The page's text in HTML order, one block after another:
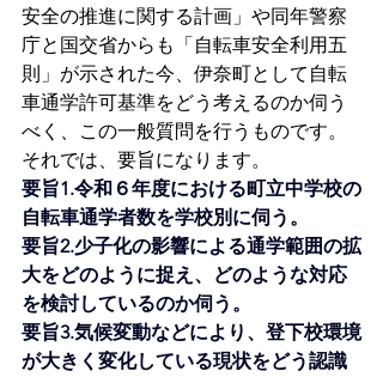
安全の推進に関する計画」や同年警察
庁と国交省からも「自転車安全利用五
則」が示された今、伊奈町として自転
車通学許可基準をどう考えるのか伺う
べく、この一般質問を行うものです。
それでは、要旨になります。
要旨1.令和６年度における町立中学校の
自転車通学者数を学校別に伺う。
要旨2.少子化の影響による通学範囲の拡
大をどのように捉え、どのような対応
を検討しているのか伺う。
要旨3.気候変動などにより、登下校環境
が大きく変化している現状をどう認識